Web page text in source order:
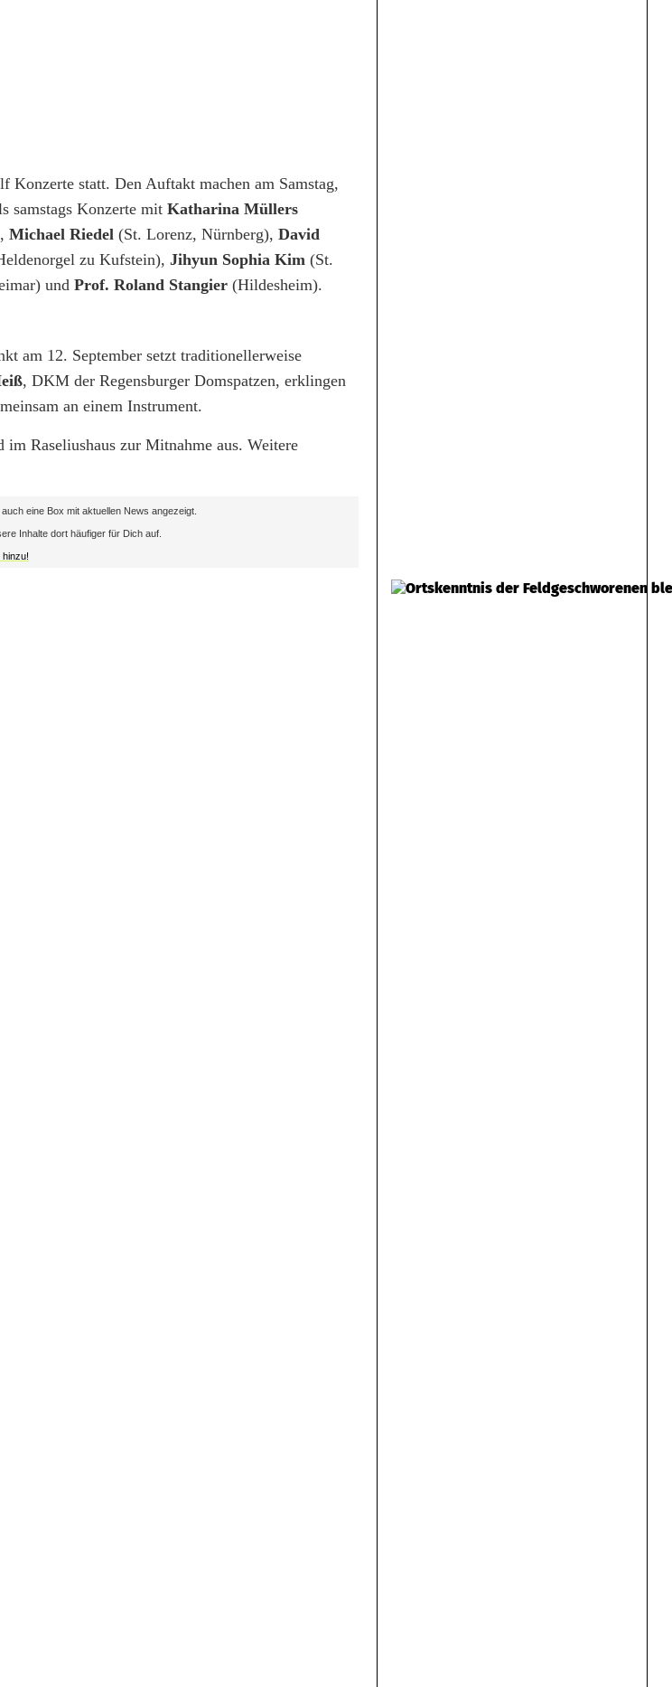
Konzerte statt. Den Auftakt machen am Samstag,
samstags Konzerte mit Katharina Müllers
Michael Riedel (St. Lorenz, Nürnberg), David
zu Kufstein), Jihyun Sophia Kim (St.
und Prof. Roland Stangier (Hildesheim).
am 12. September setzt traditionellerweise
, DKM der Regensburger Domspatzen, erklingen
an einem Instrument.
Raseliushaus zur Mitnahme aus. Weitere
eine Box mit aktuellen News angezeigt.
Inhalte dort häufiger für Dich auf.
hinzu!